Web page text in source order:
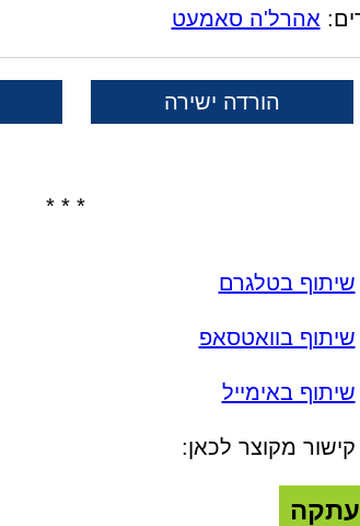
אהרל'ה סאמעט
הורדה ישירה
* * *
שיתוף בטלגרם
שיתוף בוואטסאפ
שיתוף באימייל
מקוצר לכאן: